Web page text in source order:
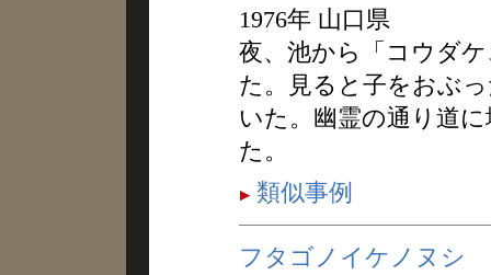
1976年 山口県
夜、池から「コウダ
た。見ると子をおぶ
いた。幽霊の通り道
た。
類似事例
フタゴノイケノヌシ